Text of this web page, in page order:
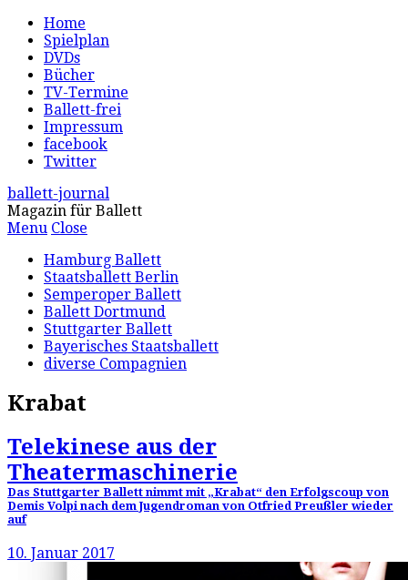
Home
Spielplan
DVDs
Bücher
TV-Termine
Ballett-frei
Impressum
facebook
Twitter
ballett-journal
Magazin für Ballett
Menu Close
Hamburg Ballett
Staatsballett Berlin
Semperoper Ballett
Ballett Dortmund
Stuttgarter Ballett
Bayerisches Staatsballett
diverse Compagnien
Krabat
Telekinese aus der
Theatermaschinerie
Das Stuttgarter Ballett nimmt mit „Krabat“ den Erfolgscoup von
Demis Volpi nach dem Jugendroman von Otfried Preußler wieder
auf
10. Januar 2017